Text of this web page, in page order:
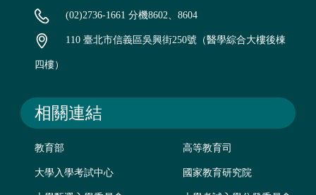
(02)2736-1661 分機8602、8604
110 臺北市信義區吳興街250號（醫學綜合大樓後棟
四樓）
相關連結
教育部 高等教育司
大學入學考試中心 國家教育研究院